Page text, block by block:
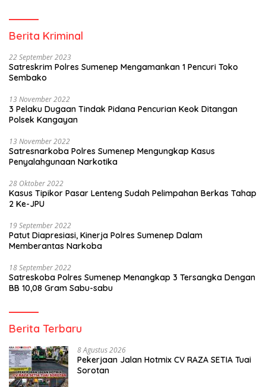
Berita Kriminal
22 September 2023
Satreskrim Polres Sumenep Mengamankan 1 Pencuri Toko
Sembako
13 November 2022
3 Pelaku Dugaan Tindak Pidana Pencurian Keok Ditangan
Polsek Kangayan
13 November 2022
Satresnarkoba Polres Sumenep Mengungkap Kasus
Penyalahgunaan Narkotika
28 Oktober 2022
Kasus Tipikor Pasar Lenteng Sudah Pelimpahan Berkas Tahap
2 Ke-JPU
19 September 2022
Patut Diapresiasi, Kinerja Polres Sumenep Dalam
Memberantas Narkoba
18 September 2022
Satreskoba Polres Sumenep Menangkap 3 Tersangka Dengan
BB 10,08 Gram Sabu-sabu
Berita Terbaru
8 Agustus 2026
Pekerjaan Jalan Hotmix CV RAZA SETIA Tuai
Sorotan